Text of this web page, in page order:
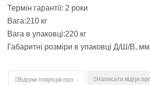
Термін гарантії: 2 роки
Вага:210 кг
Вага в упаковці:220 кг
Габаритні розміри в упаковці Д/Ш/В,
Відгуки покупців про
Написати відгук